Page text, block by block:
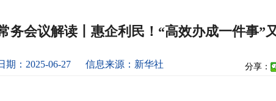
务会议解读丨惠企利民！“高效办成一件事”
期：2025-06-27 信息来源：新华社 分享：